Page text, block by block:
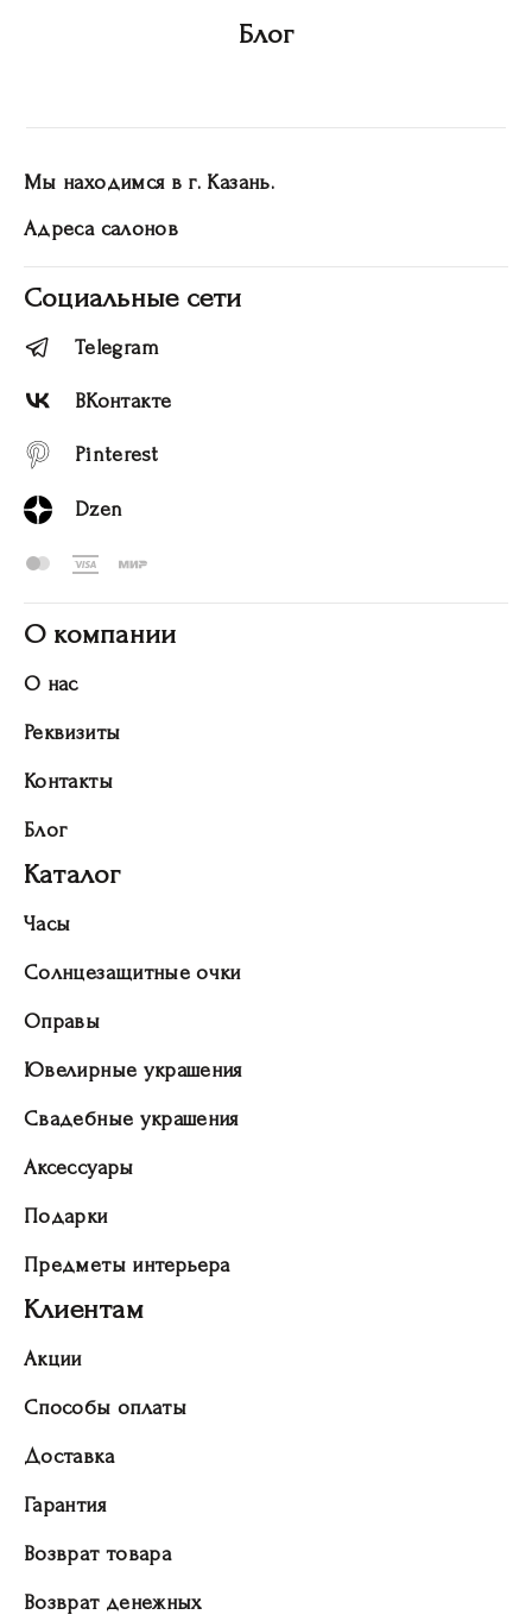
Блог
Мы находимся в г. Казань.
Адреса салонов
Социальные сети
Telegram
ВКонтакте
Pinterest
Dzen
О компании
О нас
Реквизиты
Контакты
Блог
Каталог
Часы
Солнцезащитные очки
Оправы
Ювелирные украшения
Свадебные украшения
Аксессуары
Подарки
Предметы интерьера
Клиентам
Акции
Способы оплаты
Доставка
Гарантия
Возврат товара
Возврат денежных